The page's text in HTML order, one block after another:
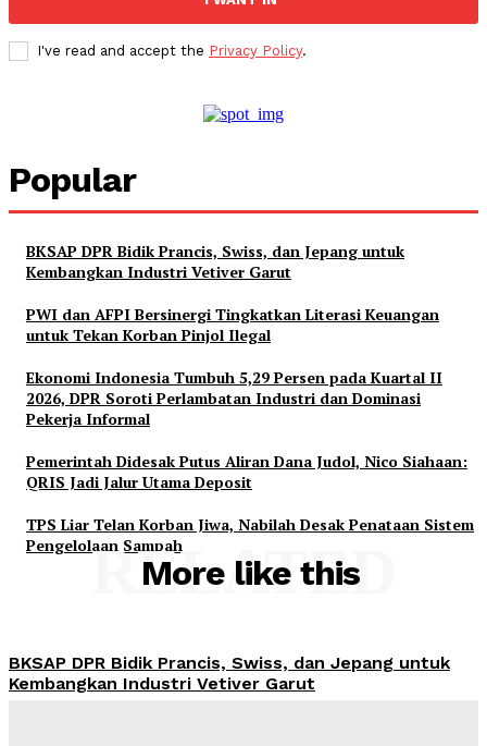
I've read and accept the Privacy Policy.
Popular
BKSAP DPR Bidik Prancis, Swiss, dan Jepang untuk
Kembangkan Industri Vetiver Garut
PWI dan AFPI Bersinergi Tingkatkan Literasi Keuangan
untuk Tekan Korban Pinjol Ilegal
Ekonomi Indonesia Tumbuh 5,29 Persen pada Kuartal II
2026, DPR Soroti Perlambatan Industri dan Dominasi
Pekerja Informal
Pemerintah Didesak Putus Aliran Dana Judol, Nico Siahaan:
QRIS Jadi Jalur Utama Deposit
TPS Liar Telan Korban Jiwa, Nabilah Desak Penataan Sistem
Pengelolaan Sampah
More like this
RELATED
BKSAP DPR Bidik Prancis, Swiss, dan Jepang untuk
Kembangkan Industri Vetiver Garut